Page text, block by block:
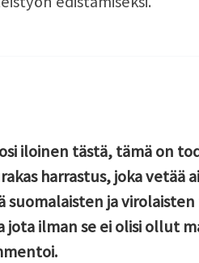
iloinen tästä, tämä on
harrastus, joka vetää
suomalaisten ja
ilman se ei olisi ollut